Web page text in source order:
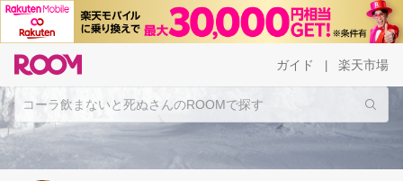
ガイド 楽天市場